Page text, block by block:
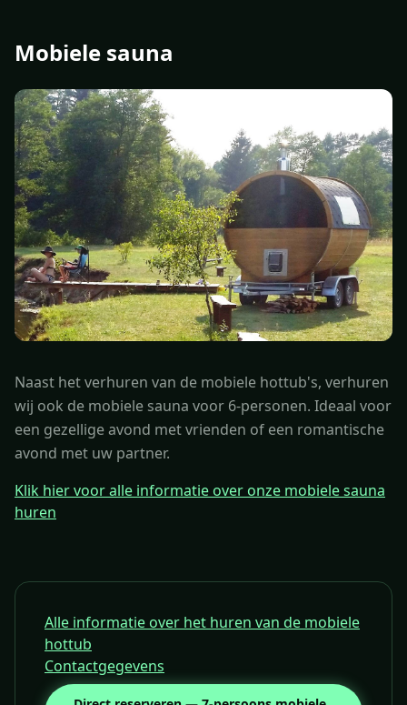
Mobiele sauna
Naast het verhuren van de mobiele hottub's, verhuren
wij ook de mobiele sauna voor 6-personen. Ideaal voor
een gezellige avond met vrienden of een romantische
avond met uw partner.
Klik hier voor alle informatie over onze mobiele sauna
huren
Alle informatie over het huren van de mobiele
hottub
Contactgegevens